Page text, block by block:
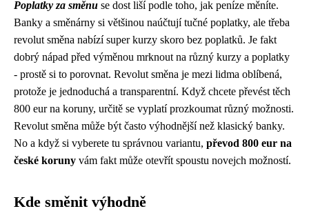
Poplatky za směnu se dost liší podle toho, jak peníze měníte.
Banky a směnárny si většinou naúčtují tučné poplatky, ale třeba
revolut směna nabízí super kurzy skoro bez poplatků. Je fakt
dobrý nápad před výměnou mrknout na různý kurzy a poplatky
- prostě si to porovnat. Revolut směna je mezi lidma oblíbená,
protože je jednoduchá a transparentní. Když chcete převést těch
800 eur na koruny, určitě se vyplatí prozkoumat různý možnosti.
Revolut směna může být často výhodnější než klasický banky.
No a když si vyberete tu správnou variantu, převod 800 eur na
české koruny vám fakt může otevřít spoustu novejch možností.
Kde směnit výhodně